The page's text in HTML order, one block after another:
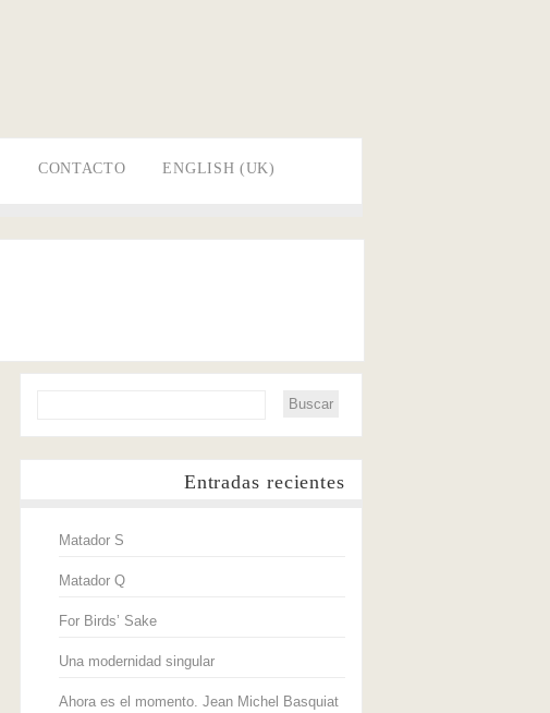
CONTACTO ENGLISH (UK)
Entradas recientes
Matador S
Matador Q
For Birds’ Sake
Una modernidad singular
Ahora es el momento. Jean Michel Basquiat